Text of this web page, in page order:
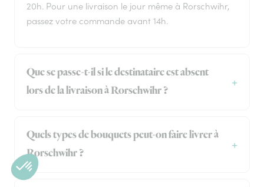
20h. Pour une livraison le jour même à Rorschwihr,
passez votre commande avant 14h.
Que se passe-t-il si le destinataire est absent
lors de la livraison à Rorschwihr ?
Quels types de bouquets peut-on faire livrer à
Rorschwihr ?